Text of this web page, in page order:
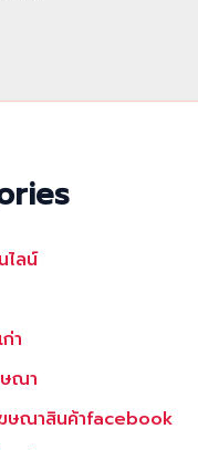
ไลน์
า
ณา
ฆษณาสินค้าfacebook